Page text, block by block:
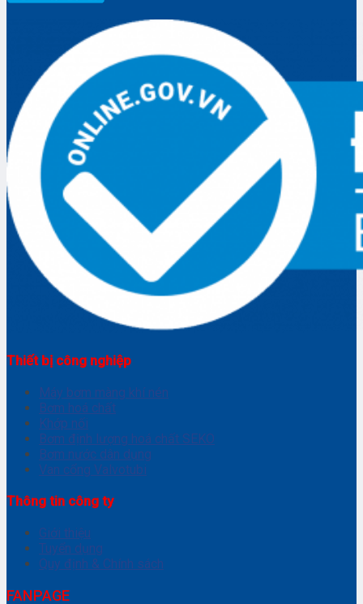
Thiết bị công nghiệp
Máy bơm màng khí nén
Bơm hoá chất
Khớp nối
Bơm định lượng hoá chất SEKO
Bơm nước dân dụng
Van cổng Valvotubi
Thông tin công ty
Giới thiệu
Tuyển dụng
Quy định & Chính sách
FANPAGE